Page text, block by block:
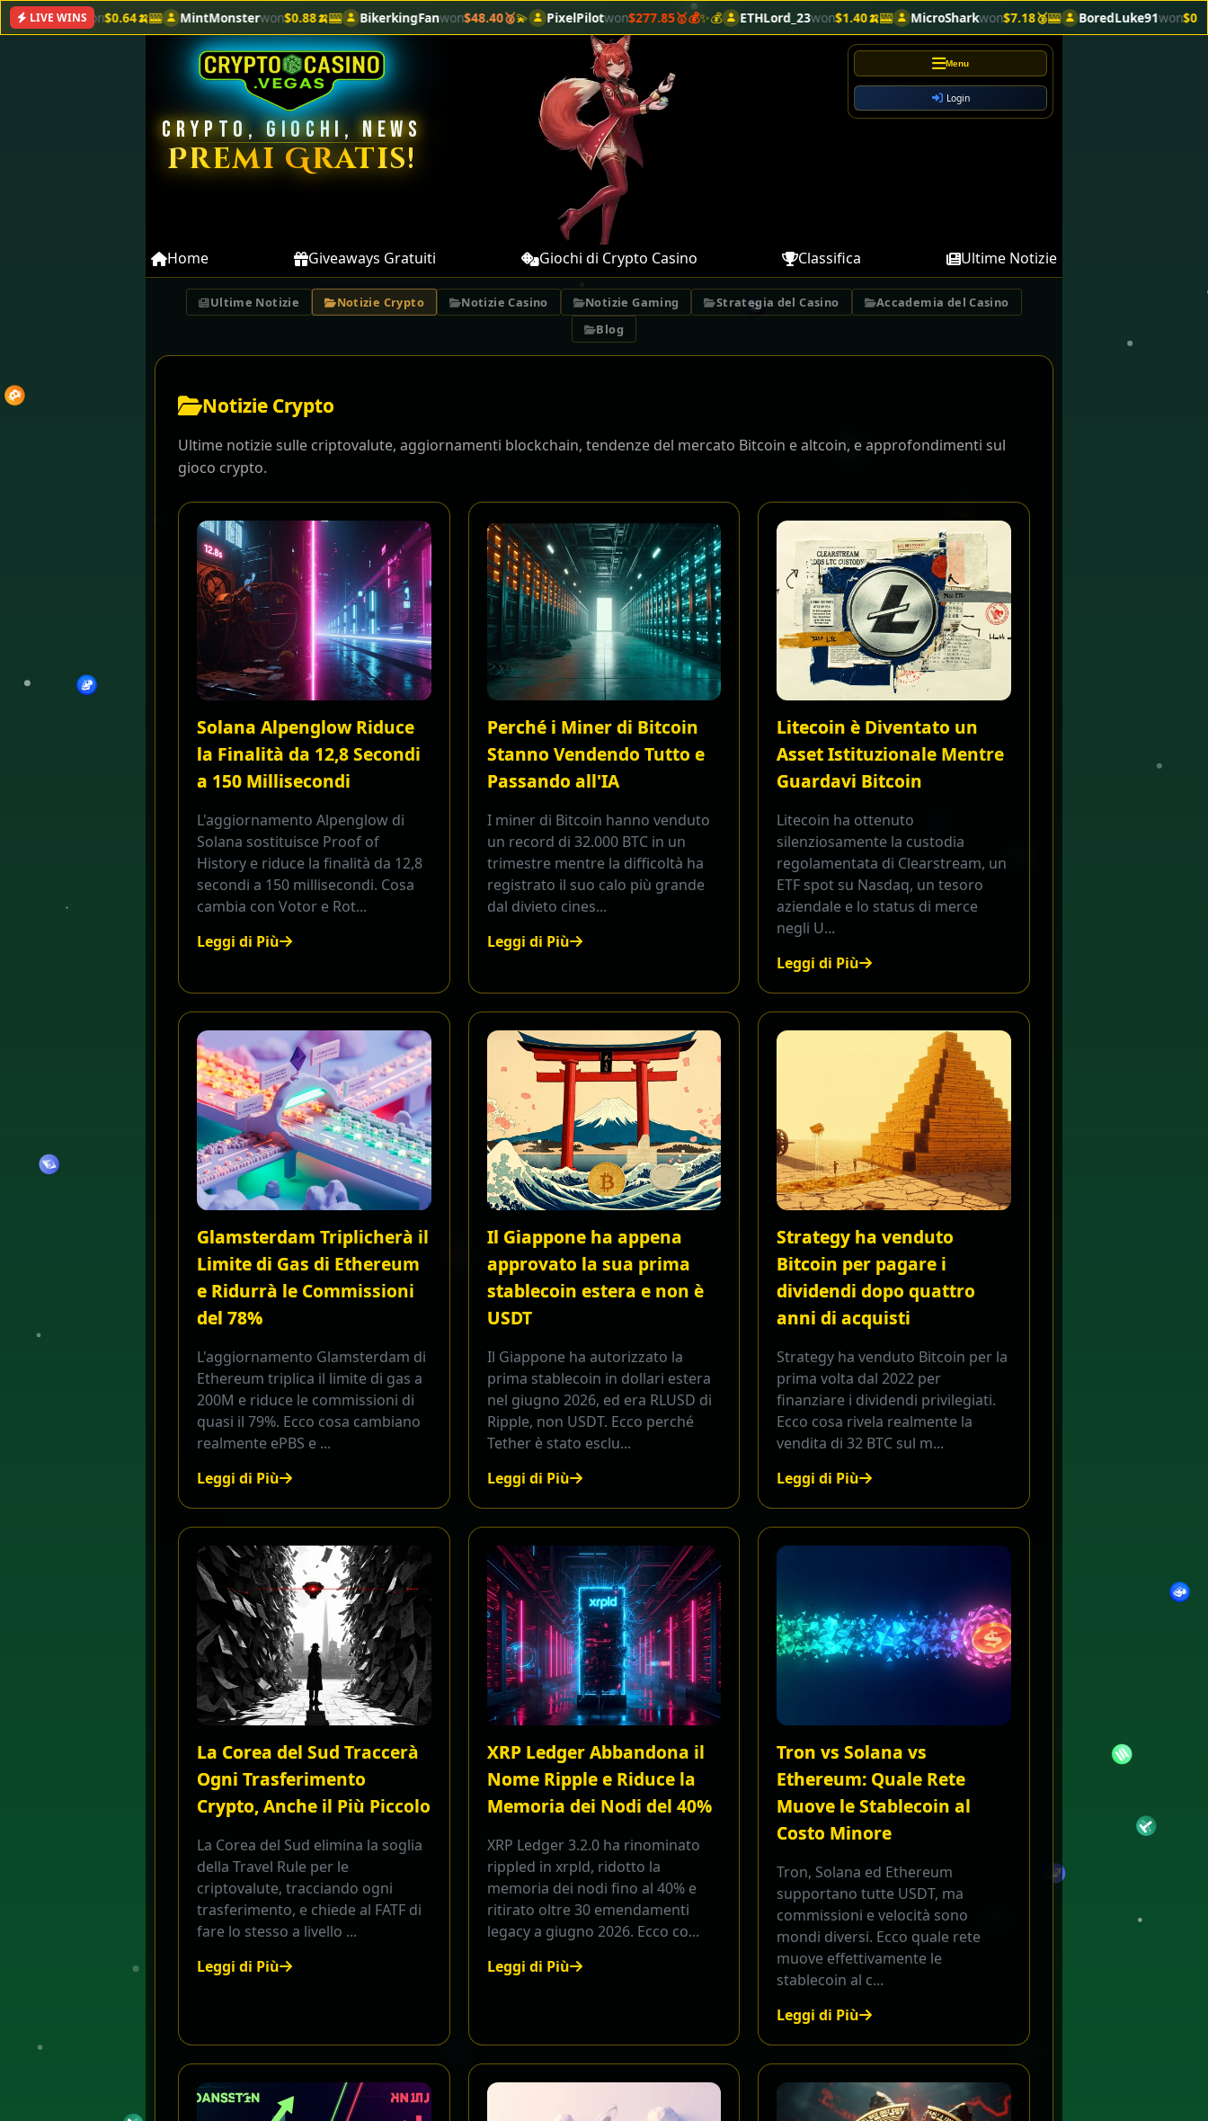
LIVE WINS
MintMonsterwon$0.88🍌🎰 BikerkingFanwon$48.40🥈💫 PixelPilotwon$277.85🥇💰✨💰 ETHLord_23won$1.40🍌🎰 MicroSharkwon$7.18🥉🎰 BoredLuke91won$0.30🍌🎰 PhantomPFPwon
CRYPTO, GIOCHI, NEWS
Premi Gratis!
Menu
Login
Home Giveaways Gratuiti Giochi di Crypto Casino Classifica Ultime Notizie
Ultime Notizie Notizie Crypto Notizie Casino Notizie Gaming Strategia del Casino
Accademia del Casino
Blog
Notizie Crypto
Ultime notizie sulle criptovalute, aggiornamenti blockchain, tendenze del mercato Bitcoin e altcoin, e approfondimenti sul
gioco crypto.
Solana Alpenglow Riduce
la Finalità da 12,8 Secondi
a 150 Millisecondi
L'aggiornamento Alpenglow di
Solana sostituisce Proof of
History e riduce la finalità da 12,8
secondi a 150 millisecondi. Cosa
cambia con Votor e Rot...
Leggi di Più
Perché i Miner di Bitcoin
Stanno Vendendo Tutto e
Passando all'IA
I miner di Bitcoin hanno venduto
un record di 32.000 BTC in un
trimestre mentre la difficoltà ha
registrato il suo calo più grande
dal divieto cines...
Leggi di Più
Litecoin è Diventato un
Asset Istituzionale Mentre
Guardavi Bitcoin
Litecoin ha ottenuto
silenziosamente la custodia
regolamentata di Clearstream, un
ETF spot su Nasdaq, un tesoro
aziendale e lo status di merce
negli U...
Leggi di Più
Glamsterdam Triplicherà il
Limite di Gas di Ethereum
e Ridurrà le Commissioni
del 78%
L'aggiornamento Glamsterdam di
Ethereum triplica il limite di gas a
200M e riduce le commissioni di
quasi il 79%. Ecco cosa cambiano
realmente ePBS e ...
Leggi di Più
Il Giappone ha appena
approvato la sua prima
stablecoin estera e non è
USDT
Il Giappone ha autorizzato la
prima stablecoin in dollari estera
nel giugno 2026, ed era RLUSD di
Ripple, non USDT. Ecco perché
Tether è stato esclu...
Leggi di Più
Strategy ha venduto
Bitcoin per pagare i
dividendi dopo quattro
anni di acquisti
Strategy ha venduto Bitcoin per la
prima volta dal 2022 per
finanziare i dividendi privilegiati.
Ecco cosa rivela realmente la
vendita di 32 BTC sul m...
Leggi di Più
La Corea del Sud Traccerà
Ogni Trasferimento
Crypto, Anche il Più Piccolo
La Corea del Sud elimina la soglia
della Travel Rule per le
criptovalute, tracciando ogni
trasferimento, e chiede al FATF di
fare lo stesso a livello ...
Leggi di Più
XRP Ledger Abbandona il
Nome Ripple e Riduce la
Memoria dei Nodi del 40%
XRP Ledger 3.2.0 ha rinominato
rippled in xrpld, ridotto la
memoria dei nodi fino al 40% e
ritirato oltre 30 emendamenti
legacy a giugno 2026. Ecco co...
Leggi di Più
Tron vs Solana vs
Ethereum: Quale Rete
Muove le Stablecoin al
Costo Minore
Tron, Solana ed Ethereum
supportano tutte USDT, ma
commissioni e velocità sono
mondi diversi. Ecco quale rete
muove effettivamente le
stablecoin al c...
Leggi di Più